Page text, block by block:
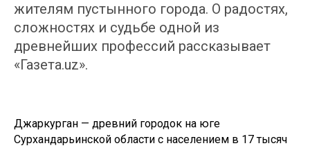
жителям пустынного города. О радостях,
сложностях и судьбе одной из
древнейших профессий рассказывает
«Газета.uz».
Джаркурган — древний городок на юге
Сурхандарьинской области с населением в 17 тысяч